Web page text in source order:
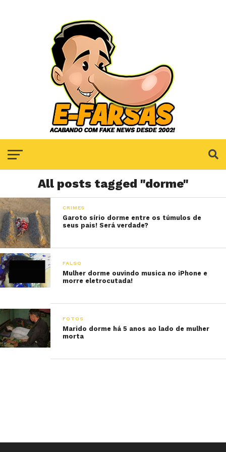
All posts tagged "dorme"
CRIMES
Garoto sírio dorme entre os túmulos de
seus pais! Será verdade?
FALSO
Mulher dorme ouvindo musica no iPhone e
morre eletrocutada!
FOTOS
Marido dorme há 5 anos ao lado de mulher
morta